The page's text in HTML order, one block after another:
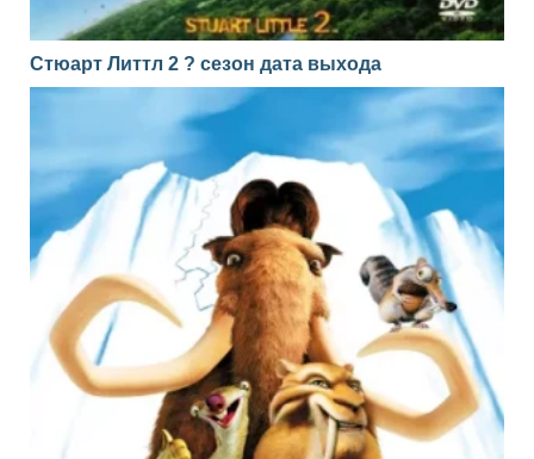
Стюарт Литтл 2 ? сезон дата выхода